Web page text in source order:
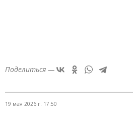
Поделиться —
19 мая 2026 г. 17:50